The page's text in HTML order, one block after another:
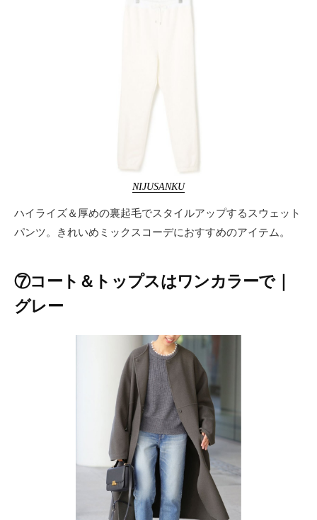
NIJUSANKU
ハイライズ＆厚めの裏起毛でスタイルアップするスウェット
パンツ。きれいめミックスコーデにおすすめのアイテム。
⑦コート＆トップスはワンカラーで｜
グレー